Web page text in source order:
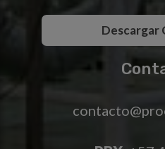
Descargar